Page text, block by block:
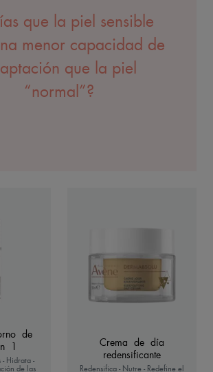
que la piel sensible
menor capacidad de
que la piel
“normal”?
de
1
- Hidrata -
de las
Crema de día
redensificante
Redensifica - Nutre - Redefine el